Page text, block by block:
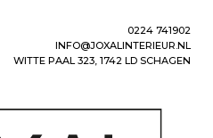
0224 741902
INFO@JOXALINTERIEUR.NL
WITTE PAAL 323, 1742 LD SCHAGEN